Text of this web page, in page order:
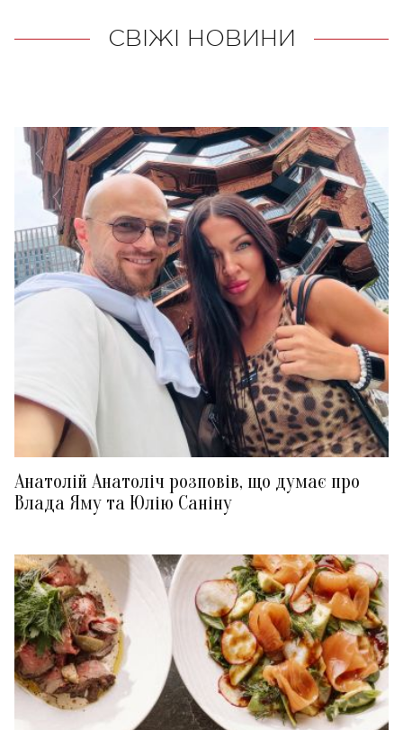
СВІЖІ НОВИНИ
Анатолій Анатоліч розповів, що думає про
Влада Яму та Юлію Саніну